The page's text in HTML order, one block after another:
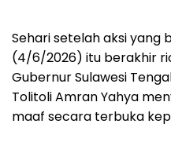
Sehari setelah aksi yang
(4/6/2026) itu berakhir
Gubernur Sulawesi
Tolitoli Amran Yahya
maaf secara terbuka